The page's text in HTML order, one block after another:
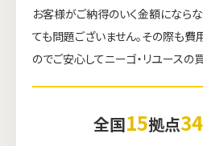
お客様がご納得のいく金額になら
ても問題ございません。その際も
のでご安心してニーゴ・リユースの
全国15拠点34